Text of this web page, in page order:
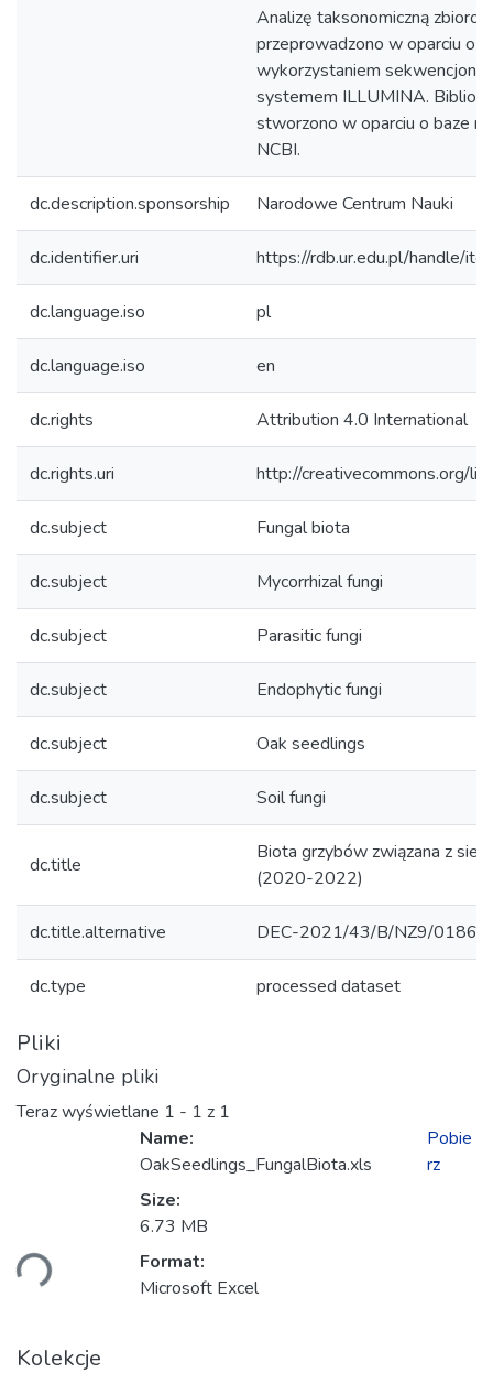
Analizę taksonomiczną
przeprowadzono w oparciu o
wykorzystaniem
systemem ILLUMINA.
stworzono w oparciu o baze
NCBI.
dc.description.sponsorship Narodowe Centrum Nauki
dc.identifier.uri https://rdb.ur.edu.pl/handle/
dc.language.iso pl
dc.language.iso en
dc.rights Attribution 4.0 International
dc.rights.uri http://creativecommons.org/
dc.subject Fungal biota
dc.subject Mycorrhizal fungi
dc.subject Parasitic fungi
dc.subject Endophytic fungi
dc.subject Oak seedlings
dc.subject Soil fungi
dc.title
Biota grzybów związana z
(2020-2022)
dc.title.alternative DEC-2021/43/B/NZ9/01861
dc.type processed dataset
Pliki
Oryginalne pliki
Teraz wyświetlane 1 - 1 z 1
Name:
OakSeedlings_FungalBiota.xls
Size:
6.73 MB
Format:
Microsoft Excel
Pobie
rz
Kolekcje